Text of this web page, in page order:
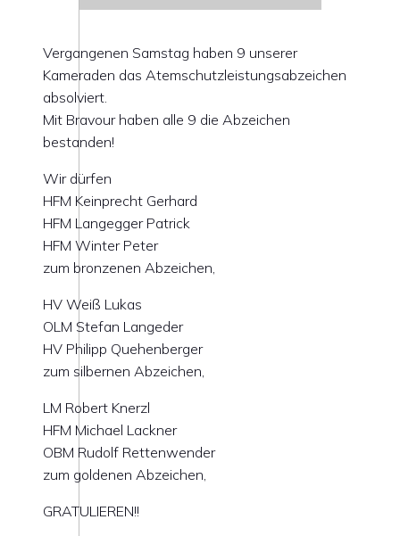
Vergangenen Samstag haben 9 unserer
Kameraden das Atemschutzleistungsabzeichen
absolviert.
Mit Bravour haben alle 9 die Abzeichen
bestanden!
Wir dürfen
HFM Keinprecht Gerhard
HFM Langegger Patrick
HFM Winter Peter
zum bronzenen Abzeichen,
HV Weiß Lukas
OLM Stefan Langeder
HV Philipp Quehenberger
zum silbernen Abzeichen,
LM Robert Knerzl
HFM Michael Lackner
OBM Rudolf Rettenwender
zum goldenen Abzeichen,
GRATULIEREN!!